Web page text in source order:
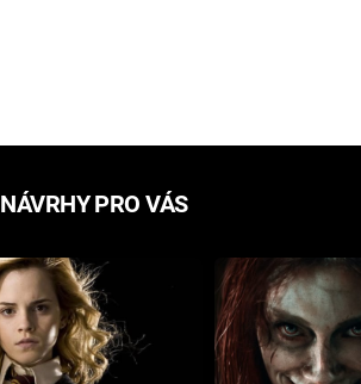
NÁVRHY PRO VÁS